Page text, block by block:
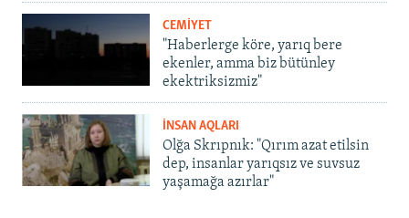
CEMİYET
"Haberlerge köre, yarıq bere
ekenler, amma biz bütünley
ekektriksizmiz"
İNSAN AQLARI
Olğa Skrıpnık: "Qırım azat etilsin
dep, insanlar yarıqsız ve suvsuz
yaşamağa azırlar"